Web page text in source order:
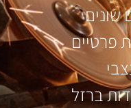
שונים
פרטיים
ברזל